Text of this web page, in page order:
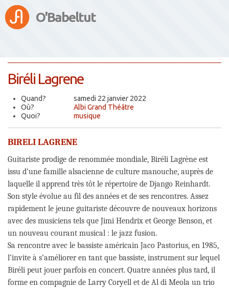
O'Babeltut
Biréli Lagrene
Quand?
samedi 22 janvier 2022
Où?
Albi Grand Théâtre
Quoi?
musique
BIRELI LAGRENE
Guitariste prodige de renommée mondiale, Biréli Lagrène est
issu d’une famille alsacienne de culture manouche, auprès de
laquelle il apprend très tôt le répertoire de Django Reinhardt.
Son style évolue au fil des années et de ses rencontres. Assez
rapidement le jeune guitariste découvre de nouveaux horizons
avec des musiciens tels que Jimi Hendrix et George Benson, et
un nouveau courant musical : le jazz fusion.
Sa rencontre avec le bassiste américain Jaco Pastorius, en 1985,
l’invite à s’améliorer en tant que bassiste, instrument sur lequel
Biréli peut jouer parfois en concert. Quatre années plus tard, il
forme en compagnie de Larry Coryell et de Al di Meola un trio